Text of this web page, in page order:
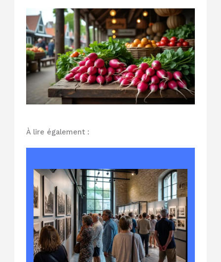
À lire également :